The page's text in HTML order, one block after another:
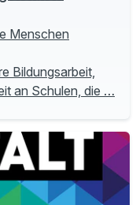
Menschen
Bildungsarbeit,
an Schulen, die …